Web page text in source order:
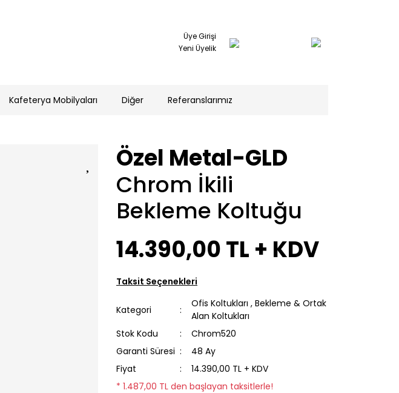
Üye Girişi
Yeni Üyelik
Kafeterya Mobilyaları Diğer Referanslarımız
Özel Metal-GLD
Chrom İkili
Bekleme Koltuğu
14.390,00 TL + KDV
Taksit Seçenekleri
Kategori
Ofis Koltukları , Bekleme & Ortak
Alan Koltukları
Stok Kodu
Chrom520
Garanti Süresi
48 Ay
Fiyat
14.390,00 TL + KDV
* 1.487,00 TL den başlayan taksitlerle!